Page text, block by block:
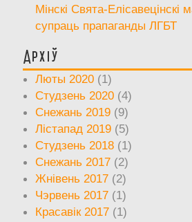
Мінскі Свята-Елісавецінскі
супраць прапаганды ЛГБТ
Архіў
Люты 2020 (1)
Студзень 2020 (4)
Снежань 2019 (9)
Лістапад 2019 (5)
Студзень 2018 (1)
Снежань 2017 (2)
Жнівень 2017 (2)
Чэрвень 2017 (1)
Красавік 2017 (1)